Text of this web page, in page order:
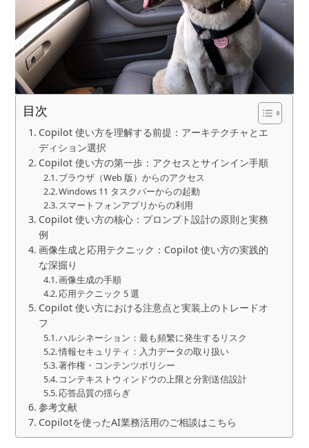
目次
Copilot 使い方を理解する前提：アーキテクチャとエ
ディション選択
Copilot 使い方の第一歩：アクセスとサインイン手順
ブラウザ（Web 版）からのアクセス
Windows 11 タスクバーからの起動
スマートフォンアプリからの利用
Copilot 使い方の核心：プロンプト設計の原則と実務
例
画像生成と応用テクニック：Copilot 使い方の実践的
な深掘り
画像生成の手順
応用テクニック 5 選
Copilot 使い方における注意点と実装上のトレードオ
フ
ハルシネーション：最も頻繁に発生するリスク
情報セキュリティ：入力データの取り扱い
著作権・コンテンツポリシー
コンテキストウィンドウの上限と分割送信設計
応答品質の揺らぎ
参考文献
Copilotを使ったAI業務活用のご相談はこちら